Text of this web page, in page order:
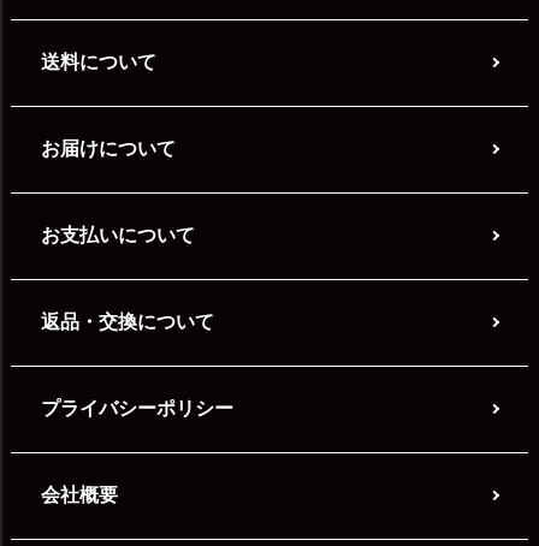
送料について
お届けについて
お支払いについて
返品・交換について
プライバシーポリシー
会社概要